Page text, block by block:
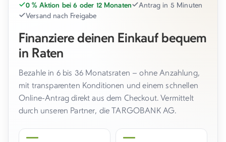
0 % Aktion bei 6 oder 12 Monaten
Antrag in 5 Minuten
Versand nach Freigabe
Finanziere deinen Einkauf bequem
in Raten
Bezahle in 6 bis 36 Monatsraten – ohne Anzahlung,
mit transparenten Konditionen und einem schnellen
Online-Antrag direkt aus dem Checkout. Vermittelt
durch unseren Partner, die TARGOBANK AG.